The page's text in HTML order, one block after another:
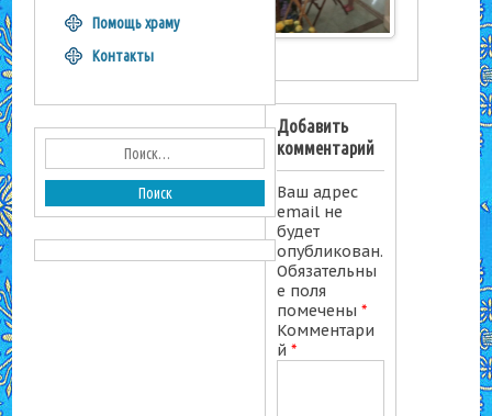
Добавить
комментарий
Ваш адрес
email не
будет
опубликован.
Обязательны
е поля
помечены*
Комментари
й*
Помощь храму
Контакты